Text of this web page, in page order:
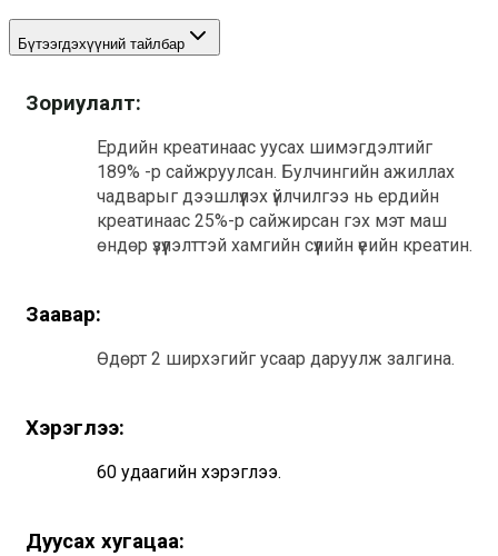
Бүтээгдэхүүний тайлбар
Зориулалт:
Ердийн креатинаас уусах шимэгдэлтийг
189% -р сайжруулсан. Булчингийн ажиллах
чадварыг дээшлүүлэх үйлчилгээ нь ердийн
креатинаас 25%-р сайжирсан гэх мэт маш
өндөр үзүүлэлттэй хамгийн сүүлийн үеийн креатин.
Заавар:
Өдөрт 2 ширхэгийг усаар даруулж залгина.
Хэрэглээ:
60 удаагийн хэрэглээ.
Дуусах хугацаа: